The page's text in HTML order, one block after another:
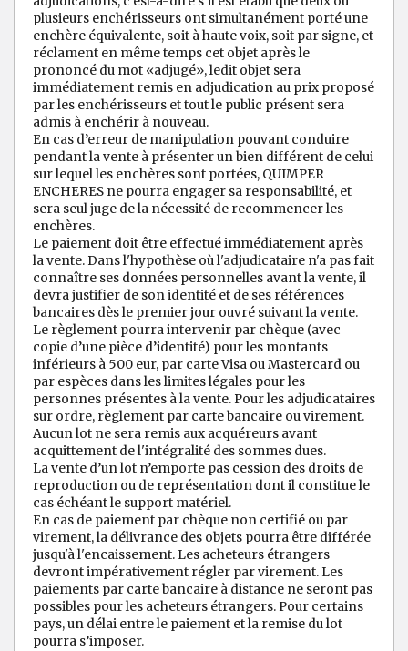
plusieurs enchérisseurs ont simultanément porté une
enchère équivalente, soit à haute voix, soit par signe, et
réclament en même temps cet objet après le
prononcé du mot «adjugé», ledit objet sera
immédiatement remis en adjudication au prix proposé
par les enchérisseurs et tout le public présent sera
admis à enchérir à nouveau.
En cas d’erreur de manipulation pouvant conduire
pendant la vente à présenter un bien différent de celui
sur lequel les enchères sont portées, QUIMPER
ENCHERES ne pourra engager sa responsabilité, et
sera seul juge de la nécessité de recommencer les
enchères.
Le paiement doit être effectué immédiatement après
la vente. Dans l'hypothèse où l'adjudicataire n'a pas fait
connaître ses données personnelles avant la vente, il
devra justifier de son identité et de ses références
bancaires dès le premier jour ouvré suivant la vente.
Le règlement pourra intervenir par chèque (avec
copie d’une pièce d’identité) pour les montants
inférieurs à 500 eur, par carte Visa ou Mastercard ou
par espèces dans les limites légales pour les
personnes présentes à la vente. Pour les adjudicataires
sur ordre, règlement par carte bancaire ou virement.
Aucun lot ne sera remis aux acquéreurs avant
acquittement de l'intégralité des sommes dues.
La vente d’un lot n’emporte pas cession des droits de
reproduction ou de représentation dont il constitue le
cas échéant le support matériel.
En cas de paiement par chèque non certifié ou par
virement, la délivrance des objets pourra être différée
jusqu'à l'encaissement. Les acheteurs étrangers
devront impérativement régler par virement. Les
paiements par carte bancaire à distance ne seront pas
possibles pour les acheteurs étrangers. Pour certains
pays, un délai entre le paiement et la remise du lot
pourra s’imposer.